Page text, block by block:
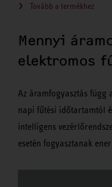
Tovább a termékhez
Mennyi
elektromos
Az áramfogyasztás függ
napi fűtési időtartamtól
intelligens
esetén fogyasztanak